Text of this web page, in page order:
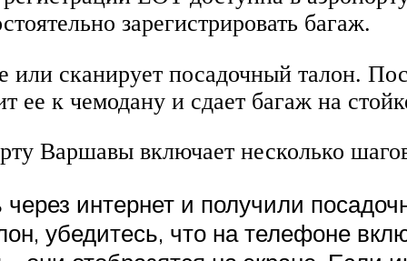
зарегистрировать багаж.
сканирует посадочный талон.
ее к чемодану и сдает багаж на
Варшавы включает несколько
интернет и получили
убедитесь, что на телефоне